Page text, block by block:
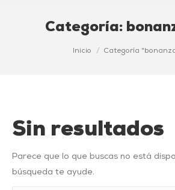
Categoría:
Inicio Categoría
Sin resultados
Parece que lo que buscas no está
búsqueda te ayude.